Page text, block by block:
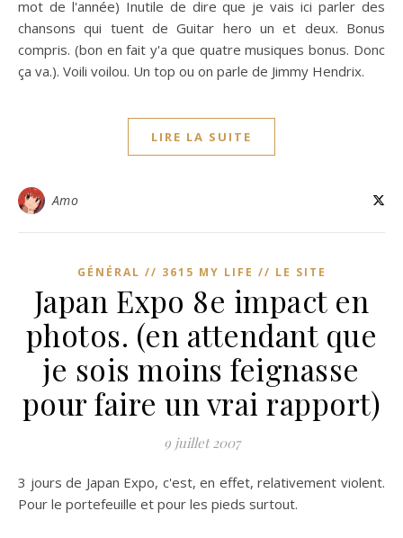
mot de l'année) Inutile de dire que je vais ici parler des
chansons qui tuent de Guitar hero un et deux. Bonus
compris. (bon en fait y'a que quatre musiques bonus. Donc
ça va.). Voili voilou. Un top ou on parle de Jimmy Hendrix.
LIRE LA SUITE
Amo
GÉNÉRAL // 3615 MY LIFE // LE SITE
Japan Expo 8e impact en
photos. (en attendant que
je sois moins feignasse
pour faire un vrai rapport)
9 juillet 2007
3 jours de Japan Expo, c'est, en effet, relativement violent.
Pour le portefeuille et pour les pieds surtout.